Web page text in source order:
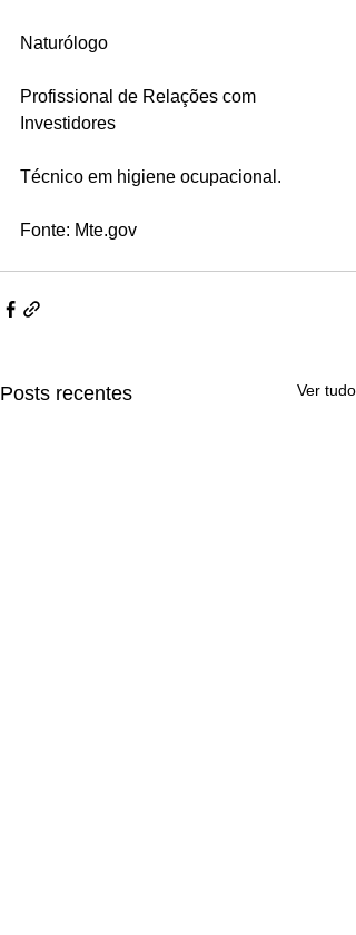
Naturólogo
Profissional de Relações com
Investidores
Técnico em higiene ocupacional.
Fonte: Mte.gov
Posts recentes Ver tudo